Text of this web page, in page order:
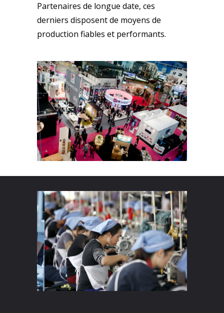
Partenaires de longue date, ces
derniers disposent de moyens de
production fiables et performants.